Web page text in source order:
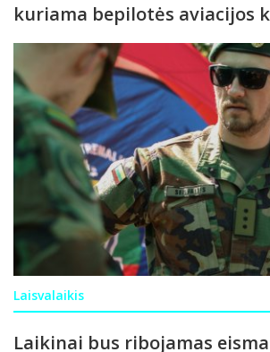
kuriama bepilotės aviacijos
Laisvalaikis
Laikinai bus ribojamas